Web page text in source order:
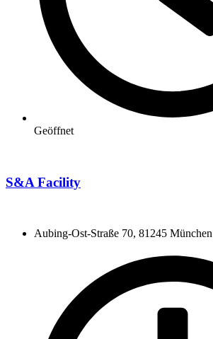
Geöffnet
S&A Facility
Aubing-Ost-Straße 70, 81245 München